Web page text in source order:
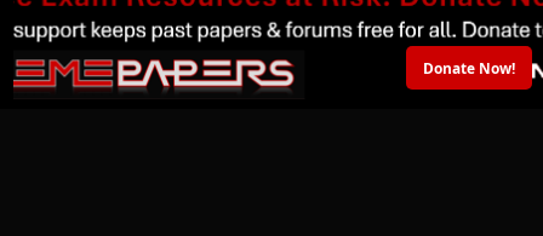
Donate Now!